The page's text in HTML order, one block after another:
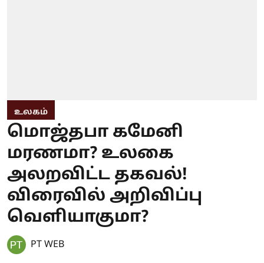
உலகம்
மொஜ்தபா கமேனி
மரணமா? உலகை
அலறவிட்ட தகவல்!
விரைவில் அறிவிப்பு
வெளியாகுமா?
PT WEB